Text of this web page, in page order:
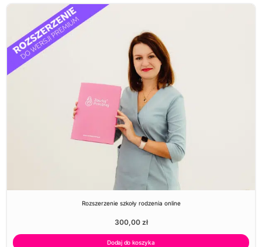
Rozszerzenie szkoły rodzenia online
300,00 zł
Dodaj do koszyka